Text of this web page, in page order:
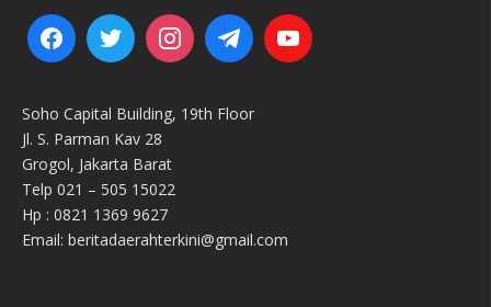
Soho Capital Building, 19th Floor
Jl. S. Parman Kav 28
Grogol, Jakarta Barat
Telp 021 – 505 15022
Hp : 0821 1369 9627
Email: beritadaerahterkini@gmail.com